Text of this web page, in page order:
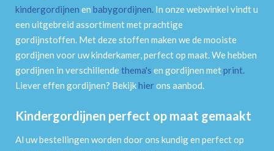
kindergordijnen en babygordijnen. In onze webwinkel vindt u
een uitgebreid assortiment met prachtige
gordijnstoffen. Met deze stoffen maken we de mooiste
gordijnen voor uw kinderkamer, perfect op maat. We hebben
gordijnen in verschillendethema's en gordijnen metprint.
Liever effen gordijnen? Bekijkhierons aanbod.
Kindergordijnen perfect op maat gemaakt
Al uw bestellingen worden door ons kundig en perfect op